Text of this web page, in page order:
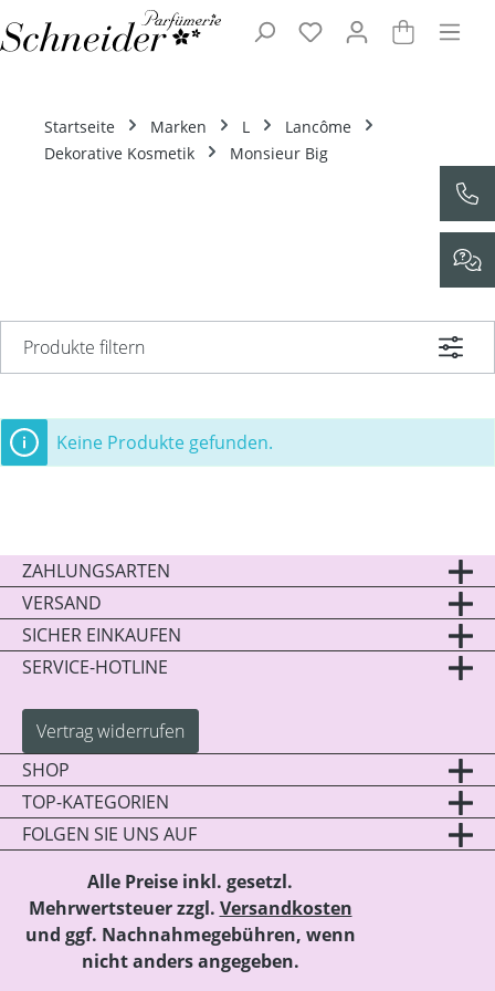
Zum Hauptinhalt springen
Startseite Marken L
Lancôme
Dekorative Kosmetik
Monsieur Big
Produkte filtern
Keine Produkte gefunden.
ZAHLUNGSARTEN
VERSAND
SICHER EINKAUFEN
SERVICE-HOTLINE
Vertrag widerrufen
SHOP
TOP-KATEGORIEN
FOLGEN SIE UNS AUF
Alle Preise inkl. gesetzl.
Mehrwertsteuer zzgl. Versandkosten
und ggf. Nachnahmegebühren, wenn
nicht anders angegeben.